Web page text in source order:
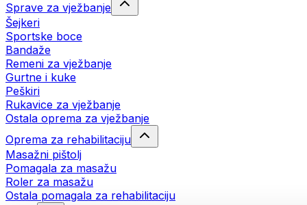
Sprave za vježbanje
Šejkeri
Sportske boce
Bandaže
Remeni za vježbanje
Gurtne i kuke
Peškiri
Rukavice za vježbanje
Ostala oprema za vježbanje
Oprema za rehabilitaciju
Masažni pištolj
Pomagala za masažu
Roler za masažu
Ostala pomagala za rehabilitaciju